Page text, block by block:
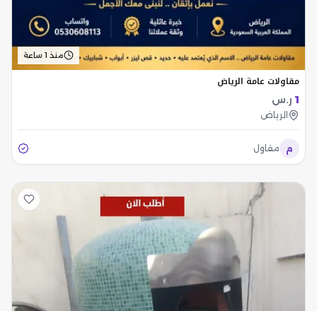
منذ 1 ساعة
مقاولات عامة الرياض
1 ر.س
الرياض
م مقاول